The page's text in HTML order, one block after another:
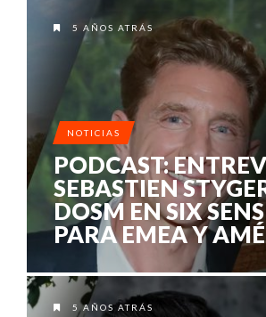
5 AÑOS ATRÁS
NOTICIAS
PODCAST:
SEBASTIEN
DOSM EN SIX
PARA EMEA Y
5 AÑOS ATRÁS